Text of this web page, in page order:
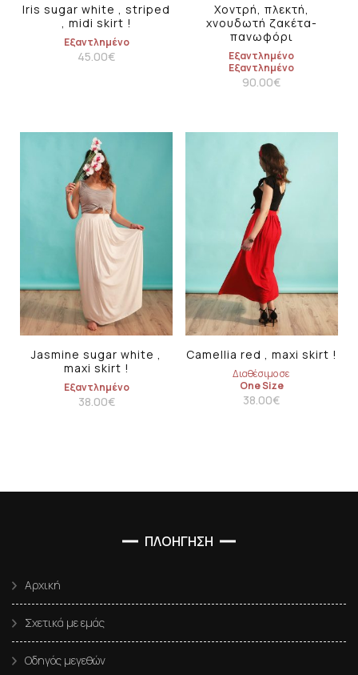
Iris sugar white , striped
, midi skirt !
Εξαντλημένο
45.00€
Χοντρή, πλεκτή,
χνουδωτή ζακέτα-
πανωφόρι
Εξαντλημένο
Εξαντλημένο
90.00€
Jasmine sugar white ,
maxi skirt !
Εξαντλημένο
38.00€
Camellia red , maxi skirt !
Διαθέσιμο σε
One Size
38.00€
ΠΛΟΗΓΗΣΗ
Αρχική
Σχετικά με εμάς
Οδηγός μεγεθών